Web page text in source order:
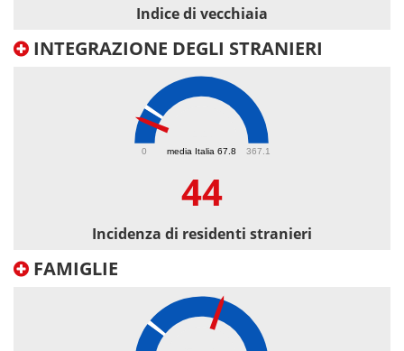
Indice di vecchiaia
INTEGRAZIONE DEGLI STRANIERI
media Italia 67.8
0 367.1
44
Incidenza di residenti stranieri
FAMIGLIE